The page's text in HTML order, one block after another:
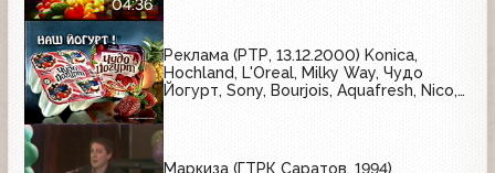
04:36
Реклама (РТР, 13.12.2000) Konica,
Hochland, L'Oreal, Milky Way, Чудо
Йогурт, Sony, Bourjois, Aquafresh, Nico,
Маркиза (ГТРК Саратов, 1994)